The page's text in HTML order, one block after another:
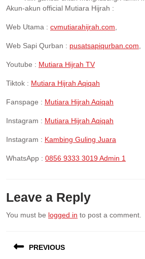
Akun-akun official Mutiara Hijrah :
Web Utama : cvmutiarahijrah.com,
Web Sapi Qurban : pusatsapiqurban.com,
Youtube : Mutiara Hijrah TV
Tiktok : Mutiara Hijrah Aqiqah
Fanspage : Mutiara Hijrah Aqiqah
Instagram : Mutiara Hijrah Aqiqah
Instagram : Kambing Guling Juara
WhatsApp : 0856 9333 3019 Admin 1
Leave a Reply
You must be logged in to post a comment.
navigation
PREVIOUS